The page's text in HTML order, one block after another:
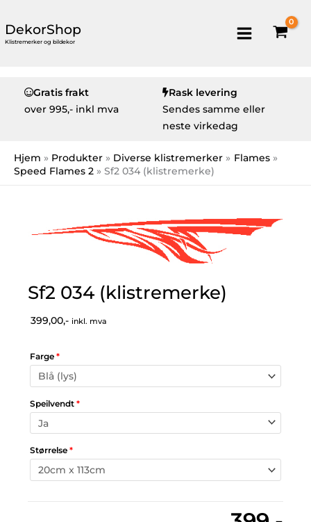
DekorShop
Klistremerker og bildekor
Gratis frakt
over 995,- inkl mva
Rask levering
Sendes samme eller
neste virkedag
Hjem Produkter Diverse klistremerker
Flames
Speed Flames 2
Sf2 034 (klistremerke)
Sf2 034 (klistremerke)
399,00,- inkl. mva
Farge *
Speilvendt *
Størrelse *